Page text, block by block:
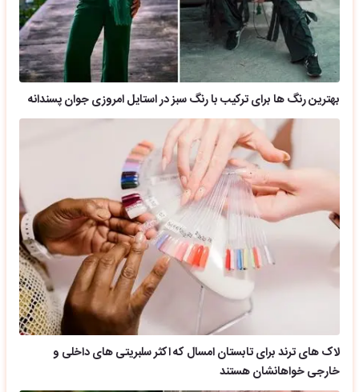
بهترین رنگ ها برای ترکیب با رنگ سبز در استایل امروزی جوان پسندانه
لاک های ترند برای تابستان امسال که اکثر سلبریتی های داخلی و
خارجی خواهانشان هستند